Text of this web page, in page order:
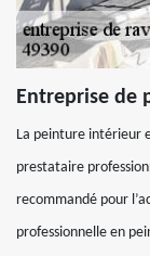
Entreprise de
La peinture intérieur
prestataire
recommandé pour
professionnelle en